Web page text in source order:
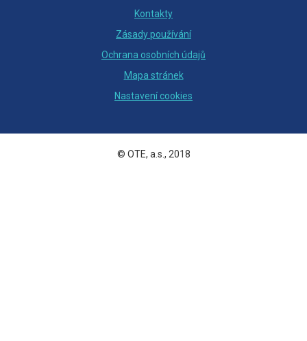
Kontakty
Zásady používání
Ochrana osobních údajů
Mapa stránek
Nastavení cookies
© OTE, a.s., 2018